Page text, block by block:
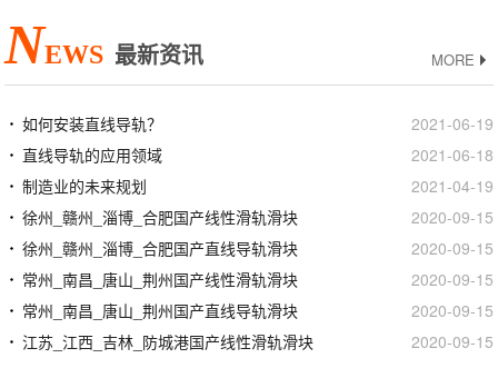
NEWS 最新资讯 MORE
如何安装直线导轨？
2021-06-19
直线导轨的应用领域
2021-06-18
制造业的未来规划
2021-04-19
徐州_赣州_淄博_合肥国产线性滑轨滑块
2020-09-15
徐州_赣州_淄博_合肥国产直线导轨滑块
2020-09-15
常州_南昌_唐山_荆州国产线性滑轨滑块
2020-09-15
常州_南昌_唐山_荆州国产直线导轨滑块
2020-09-15
江苏_江西_吉林_防城港国产线性滑轨滑块
2020-09-15